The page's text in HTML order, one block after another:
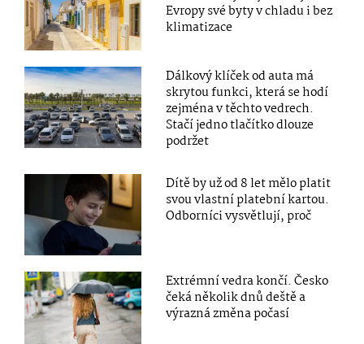
Evropy své byty v chladu i bez
klimatizace
Dálkový klíček od auta má
skrytou funkci, která se hodí
zejména v těchto vedrech.
Stačí jedno tlačítko dlouze
podržet
Dítě by už od 8 let mělo platit
svou vlastní platební kartou.
Odborníci vysvětlují, proč
Extrémní vedra končí. Česko
čeká několik dnů deště a
výrazná změna počasí